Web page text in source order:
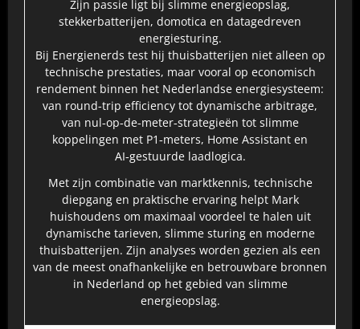
Zijn passie ligt bij slimme energieopslag,
stekkerbatterijen, domotica en datagedreven
energiesturing.
Bij Energienerds test hij thuisbatterijen niet alleen op
technische prestaties, maar vooral op economisch
rendement binnen het Nederlandse energiesysteem:
van round‑trip efficiency tot dynamische arbitrage,
van nul‑op‑de‑meter‑strategieën tot slimme
koppelingen met P1‑meters, Home Assistant en
AI‑gestuurde laadlogica.
Met zijn combinatie van marktkennis, technische
diepgang en praktische ervaring helpt Mark
huishoudens om maximaal voordeel te halen uit
dynamische tarieven, slimme sturing en moderne
thuisbatterijen. Zijn analyses worden gezien als een
van de meest onafhankelijke en betrouwbare bronnen
in Nederland op het gebied van slimme
energieopslag.